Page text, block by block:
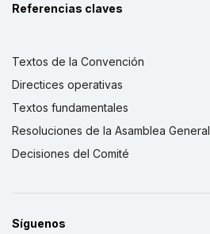
Referencias claves
Textos de la Convención
Directices operativas
Textos fundamentales
Resoluciones de la Asamblea General
Decisiones del Comité
Síguenos